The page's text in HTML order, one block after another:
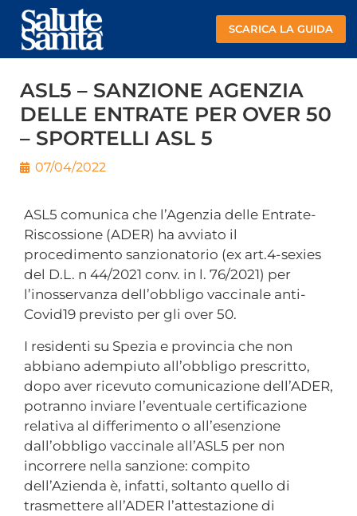
SCARICA LA GUIDA
ASL5 – SANZIONE AGENZIA
DELLE ENTRATE PER OVER 50
– SPORTELLI ASL 5
07/04/2022
ASL5 comunica che l’Agenzia delle Entrate-
Riscossione (ADER) ha avviato il
procedimento sanzionatorio (ex art.4-sexies
del D.L. n 44/2021 conv. in l. 76/2021) per
l’inosservanza dell’obbligo vaccinale anti-
Covid19 previsto per gli over 50.
I residenti su Spezia e provincia che non
abbiano adempiuto all’obbligo prescritto,
dopo aver ricevuto comunicazione dell’ADER,
potranno inviare l’eventuale certificazione
relativa al differimento o all’esenzione
dall’obbligo vaccinale all’ASL5 per non
incorrere nella sanzione: compito
dell’Azienda è, infatti, soltanto quello di
trasmettere all’ADER l’attestazione di